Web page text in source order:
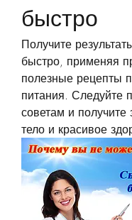
быстро
Получите
быстро, применяя
полезные рецепты
питания. Следуйте
советам и получите
тело и красивое